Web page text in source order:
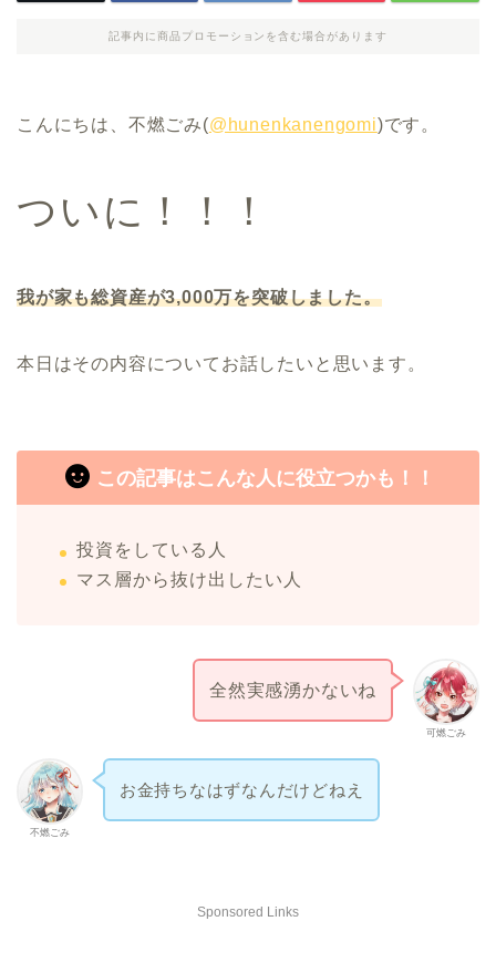
記事内に商品プロモーションを含む場合があります
こんにちは、不燃ごみ(@hunenkanengomi)です。
ついに！！！
我が家も総資産が3,000万を突破しました。
本日はその内容についてお話したいと思います。
この記事はこんな人に役立つかも！！
投資をしている人
マス層から抜け出したい人
可燃ごみ
全然実感湧かないね
不燃ごみ
お金持ちなはずなんだけどねえ
Sponsored Links